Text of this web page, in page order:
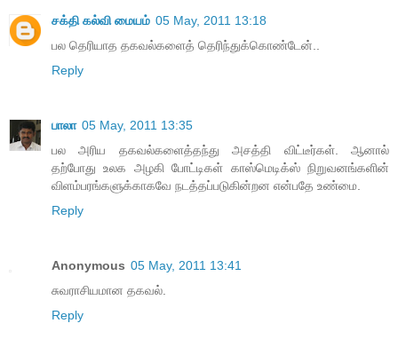
சக்தி கல்வி மையம் 05 May, 2011 13:18
பல தெரியாத தகவல்களைத் தெரிந்துக்கொண்டேன்..
Reply
பாலா 05 May, 2011 13:35
பல அரிய தகவல்களைத்தந்து அசத்தி விட்டீர்கள். ஆனால்
தற்போது உலக அழகி போட்டிகள் காஸ்மெடிக்ஸ் நிறுவனங்களின்
விளம்பரங்களுக்காகவே நடத்தப்படுகின்றன என்பதே உண்மை.
Reply
Anonymous 05 May, 2011 13:41
சுவராசியமான தகவல்.
Reply